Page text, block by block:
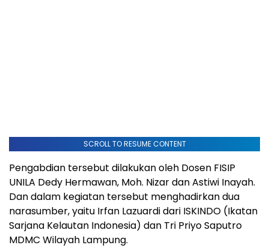
SCROLL TO RESUME CONTENT
Pengabdian tersebut dilakukan oleh Dosen FISIP
UNILA Dedy Hermawan, Moh. Nizar dan Astiwi Inayah.
Dan dalam kegiatan tersebut menghadirkan dua
narasumber, yaitu Irfan Lazuardi dari ISKINDO (Ikatan
Sarjana Kelautan Indonesia) dan Tri Priyo Saputro
MDMC Wilayah Lampung.